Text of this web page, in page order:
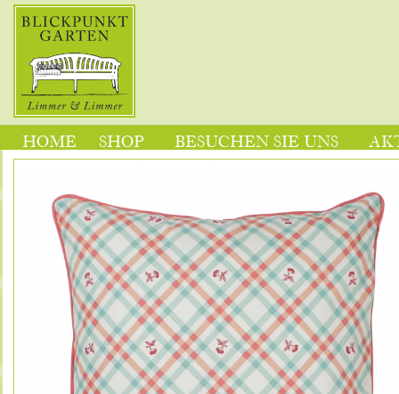
HOME SHOP BESUCHEN SIE UNS